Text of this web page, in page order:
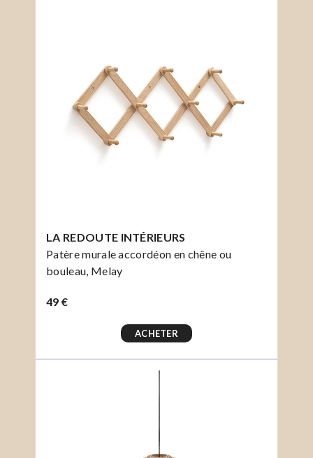
LA REDOUTE INTÉRIEURS
Patère murale accordéon en chêne ou
bouleau, Melay
49 €
ACHETER